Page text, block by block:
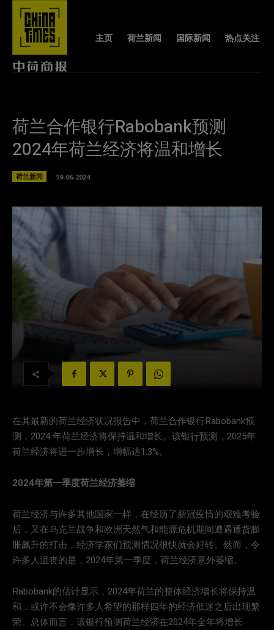
主页 荷兰新闻 国际新闻 热点关注
荷兰合作银行Rabobank预测
2024年荷兰经济将温和增长
荷兰新闻 19-06-2024
在其最新的荷兰经济状况报告中，荷兰合作银行Rabobank预
测，2024 年荷兰经济将保持温和增长。该银行预测，2025年
荷兰经济将进一步增长，增幅达1.3%。
2024年第一季度荷兰经济萎缩
荷兰经济与许多其他国家一样，在经历了新冠疫情的艰难考验
后，又在乌克兰战争和欧洲天然气和能源危机期间遭遇通货膨
胀飙升的打击，经济学家们预测情况很快就会好转。然而，令
许多人沮丧的是，2024年第一季度，荷兰经济意外萎缩。
Rabobank的估计显示，2024年荷兰的整体经济增长将保持温
和，或许不会像许多人希望的那样四年的经济低迷之后出现繁
荣。总体而言，该银行预测荷兰经济在2024年全年将增长